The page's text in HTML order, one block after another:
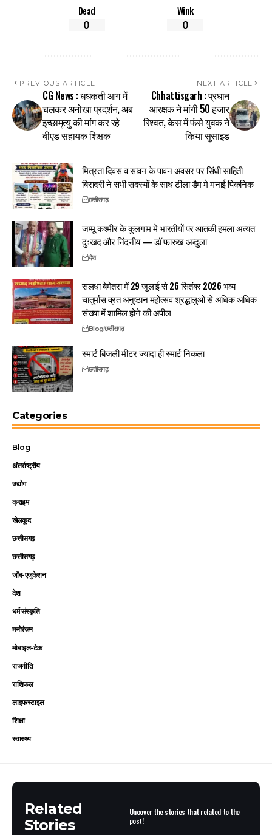
Dead
0
Wink
0
PREVIOUS ARTICLE
CG News : धधकती आग में
चलकर अनोखा प्रदर्शन, अब
इच्छामृत्यु की मांग कर रहे
बीएड सहायक शिक्षक
NEXT ARTICLE
Chhattisgarh : प्रधान
आरक्षक ने मांगी 50 हजार
रिश्वत, केस में फंसे युवक ने
किया सुसाइड
मित्रता दिवस व सावन के पावन अवसर पर सिंधी साहिती
बिरादरी ने सभी सदस्यों के साथ टीला डैम मे मनाई पिकनिक
छत्तीसगढ़
जम्मू कश्मीर के कुलगाम मे भारतीयों पर आतंकी हमला अत्यंत
दुःखद और निंदनीय — डॉ फारुख अब्दुला
देश
सलधा बेमेतरा में 29 जुलाई से 26 सितंबर 2026 भव्य
चातुर्मास व्रत अनुष्ठान महोत्सव श्रद्धालुओं से अधिक अधिक
संख्या में शामिल होने की अपील
Blogछत्तीसगढ़
स्मार्ट बिजली मीटर ज्यादा ही स्मार्ट निकला
छत्तीसगढ़
Categories
Blog
अंतर्राष्ट्रीय
उद्योग
क्राइम
खेलकूद
छत्तीसगढ़
छत्तीसगढ़
जॉब-एजुकेशन
देश
धर्म संस्कृति
मनोरंजन
मोबाइल-टेक
राजनीति
राशिफल
लाइफस्टाइल
शिक्षा
स्वास्थ्य
Related
Stories
Uncover the stories that related to the
post!